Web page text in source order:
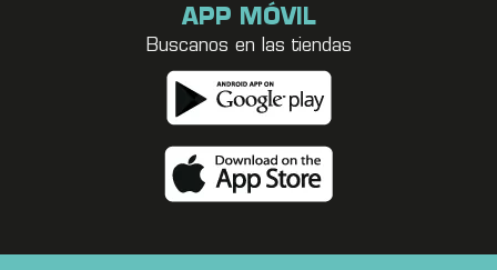
APP MÓVIL
Buscanos en las tiendas